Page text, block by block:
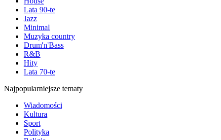
Lata 90-te
Jazz
Minimal
Muzyka country
Drum'n'Bass
R&B
Hity
Lata 70-te
Najpopularniejsze tematy
Wiadomości
Kultura
Sport
Polityka